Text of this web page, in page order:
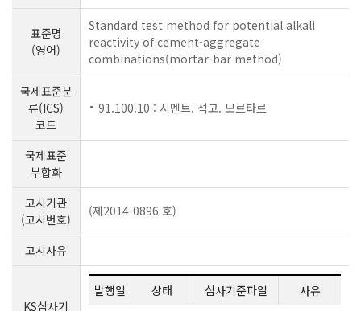
표준명
(영어)
Standard test method for potential alkali
reactivity of cement-aggregate
combinations(mortar-bar method)
국제표준분
류(ICS)
코드
91.100.10 : 시멘트. 석고. 모르타르
국제표준
부합화
고시기관
(고시번호)
(제2014-0896 호)
고시사유
KS심사기
발행일 상태 심사기준파일 사유